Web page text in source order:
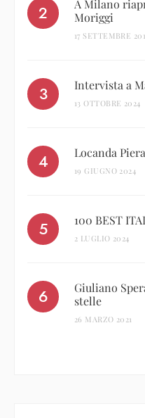
A Milano
Moriggi
17 SETTEMBRE
Intervista a
13 OTTOBRE 2024
Locanda Piera
19 GIUGNO 2024
100 BEST
2 LUGLIO 2024
Giuliano
stelle
26 MARZO 2021